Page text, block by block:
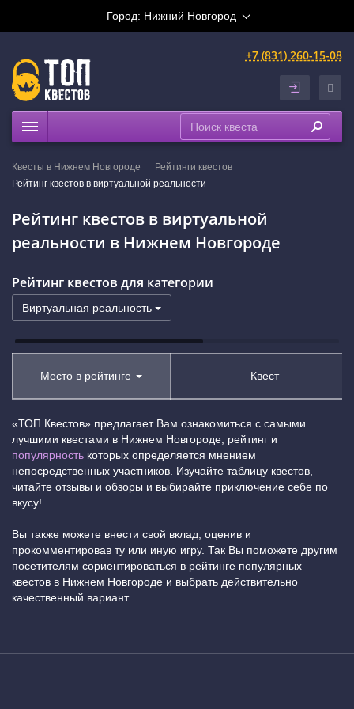
Город: Нижний Новгород
+7 (831) 260-15-08
Праздники
Рейтинги
На карте
Квесты в Нижнем Новгороде
Рейтинги квестов
Рейтинг квестов в виртуальной реальности
Рейтинг квестов в виртуальной
реальности в Нижнем Новгороде
Рейтинг квестов для категории
Виртуальная реальность
Место в рейтинге Квест
«ТОП Квестов» предлагает Вам ознакомиться с самыми
лучшими квестами в Нижнем Новгороде, рейтинг и
популярность которых определяется мнением
непосредственных участников. Изучайте таблицу квестов,
читайте отзывы и обзоры и выбирайте приключение себе по
вкусу!
Вы также можете внести свой вклад, оценив и
прокомментировав ту или иную игру. Так Вы поможете другим
посетителям сориентироваться в рейтинге популярных
квестов в Нижнем Новгороде и выбрать действительно
качественный вариант.